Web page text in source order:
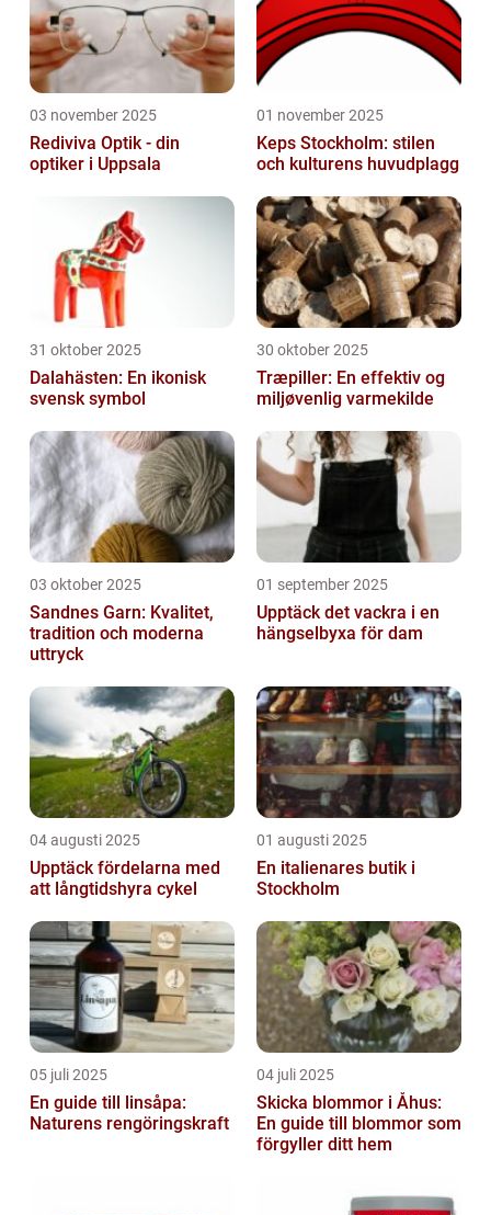
03 november 2025
Rediviva Optik - din
optiker i Uppsala
01 november 2025
Keps Stockholm: stilen
och kulturens huvudplagg
31 oktober 2025
Dalahästen: En ikonisk
svensk symbol
30 oktober 2025
Træpiller: En effektiv og
miljøvenlig varmekilde
03 oktober 2025
Sandnes Garn: Kvalitet,
tradition och moderna
uttryck
01 september 2025
Upptäck det vackra i en
hängselbyxa för dam
04 augusti 2025
Upptäck fördelarna med
att långtidshyra cykel
01 augusti 2025
En italienares butik i
Stockholm
05 juli 2025
En guide till linsåpa:
Naturens rengöringskraft
04 juli 2025
Skicka blommor i Åhus:
En guide till blommor som
förgyller ditt hem